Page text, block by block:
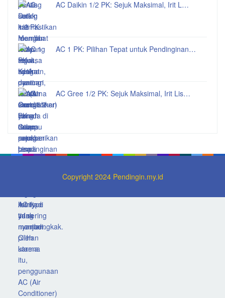
AC Daikin 1/2 PK: Sejuk Maksimal, Irit L…
AC 1 PK: Pilihan Tepat untuk Pendinginan…
AC Gree 1/2 PK: Sejuk Maksimal, Irit Lis…
Copyright 2024 Pendingin.my.id